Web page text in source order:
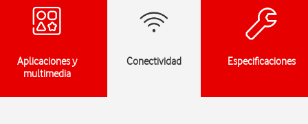
Aplicaciones y
multimedia
Conectividad Especificaciones